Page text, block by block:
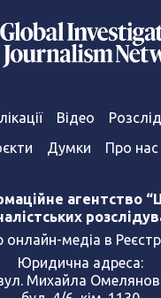
Відео
Думки Про нас
агентство
онлайн-медіа в
Юридична адреса:
Михайла